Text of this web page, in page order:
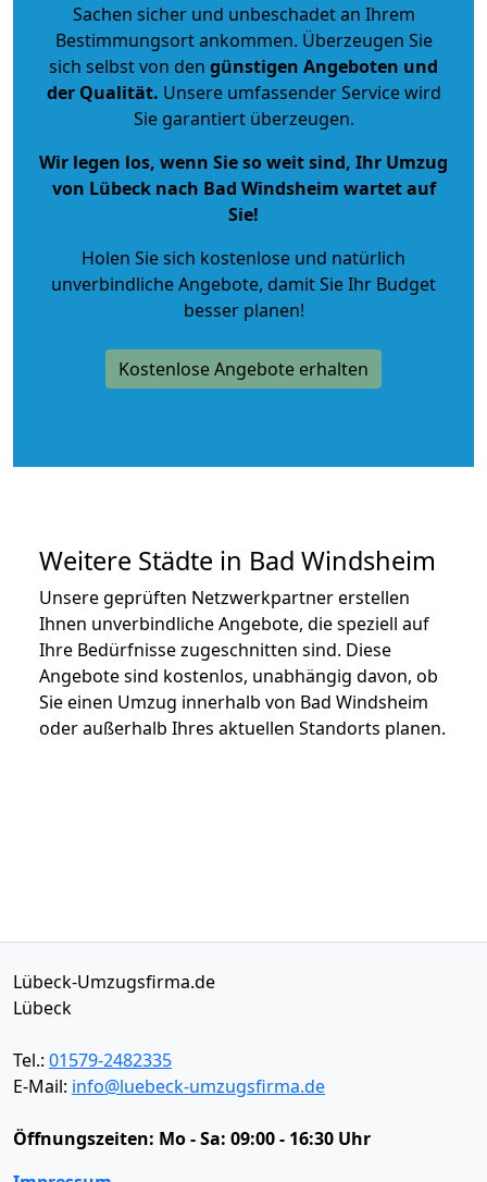
Sachen sicher und unbeschadet an Ihrem
Bestimmungsort ankommen. Überzeugen Sie
sich selbst von den günstigen Angeboten und
der Qualität. Unsere umfassender Service wird
Sie garantiert überzeugen.
Wir legen los, wenn Sie so weit sind, Ihr Umzug
von Lübeck nach Bad Windsheim wartet auf
Sie!
Holen Sie sich kostenlose und natürlich
unverbindliche Angebote, damit Sie Ihr Budget
besser planen!
Kostenlose Angebote erhalten
Weitere Städte in Bad Windsheim
Unsere geprüften Netzwerkpartner erstellen
Ihnen unverbindliche Angebote, die speziell auf
Ihre Bedürfnisse zugeschnitten sind. Diese
Angebote sind kostenlos, unabhängig davon, ob
Sie einen Umzug innerhalb von Bad Windsheim
oder außerhalb Ihres aktuellen Standorts planen.
Lübeck-Umzugsfirma.de
Lübeck
Tel.: 01579-2482335
E-Mail: info@luebeck-umzugsfirma.de
Öffnungszeiten: Mo - Sa: 09:00 - 16:30 Uhr